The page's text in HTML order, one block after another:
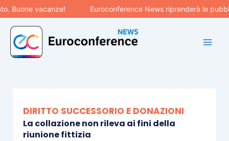
Vai
al
contenuto
vacanze! Euroconference News riprenderà le
DIRITTO SUCCESSORIO E DONAZIONI
La collazione non rileva ai fini della
riunione fittizia